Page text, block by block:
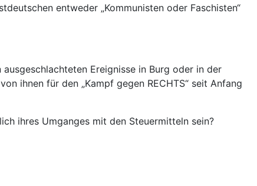
entweder „Kommunisten oder Faschisten“
Ereignisse in Burg oder in der
ihnen für den „Kampf gegen RECHTS“ seit Anfang
ihres Umganges mit den Steuermitteln sein?